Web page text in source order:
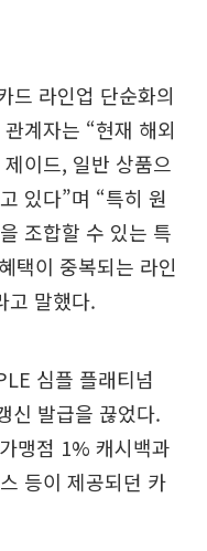
드 라인업 단순화의
계자는 “현재 해외
이드, 일반 상품으
있다”며 “특히 원
조합할 수 있는 특
택이 중복되는 라인
고 말했다.
심플 플래티넘
신 발급을 끊었다.
맹점 1% 캐시백과
등이 제공되던 카